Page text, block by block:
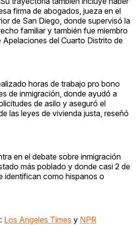
firma de abogados, jueza en el
de San Diego, donde supervisó la
familiar y también fue miembro
Apelaciones del Cuarto Distrito de
horas de trabajo pro bono
de inmigración, donde ayudó a
de asilo y aseguró el
las leyes de vivienda justa, reseñó
en el debate sobre inmigración
más poblado y donde casi 2 de
identifican como hispanos o
Los Angeles Times y NPR